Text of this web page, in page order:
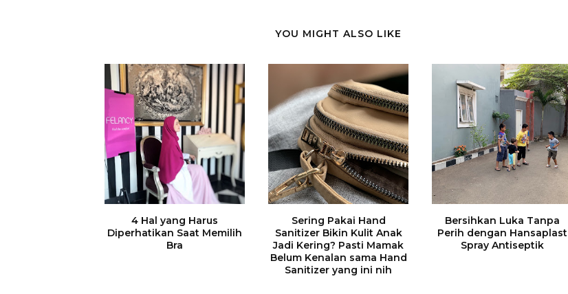
YOU MIGHT ALSO LIKE
4 Hal yang Harus
Diperhatikan Saat Memilih
Bra
Sering Pakai Hand
Sanitizer Bikin Kulit Anak
Jadi Kering? Pasti Mamak
Belum Kenalan sama Hand
Sanitizer yang ini nih
Bersihkan Luka Tanpa
Perih dengan Hansaplast
Spray Antiseptik